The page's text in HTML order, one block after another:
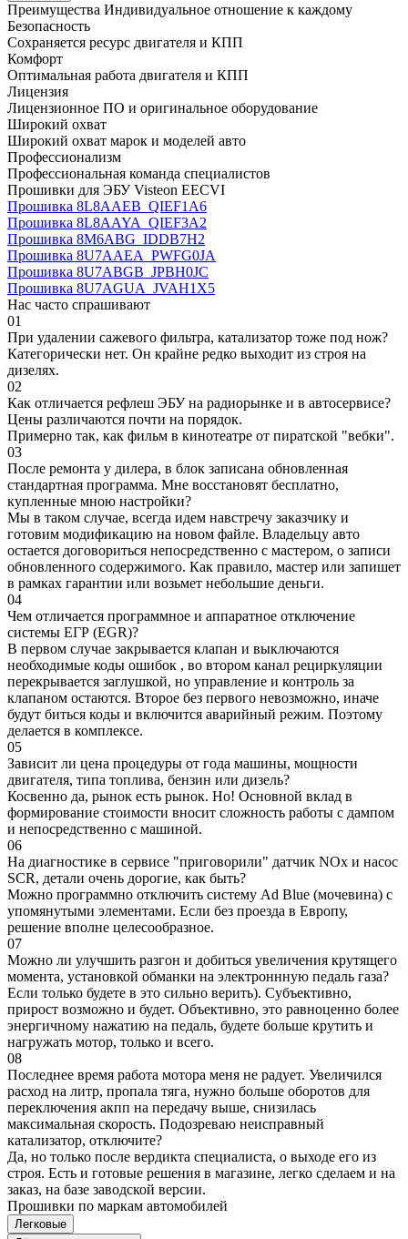
Преимущества Индивидуальное отношение к каждому
Безопасность
Сохраняется ресурс двигателя и КПП
Комфорт
Оптимальная работа двигателя и КПП
Лицензия
Лицензионное ПО и оригинальное оборудование
Широкий охват
Широкий охват марок и моделей авто
Профессионализм
Профессиональная команда специалистов
Прошивки для ЭБУ Visteon EECVI
Прошивка 8L8AAEB_QIEF1A6
Прошивка 8L8AAYA_QIEF3A2
Прошивка 8M6ABG_IDDB7H2
Прошивка 8U7AAEA_PWFG0JA
Прошивка 8U7ABGB_JPBH0JC
Прошивка 8U7AGUA_JVAH1X5
Нас часто спрашивают
01
При удалении сажевого фильтра, катализатор тоже под нож?
Категорически нет. Он крайне редко выходит из строя на
дизелях.
02
Как отличается рефлеш ЭБУ на радиорынке и в автосервисе?
Цены различаются почти на порядок.
Примерно так, как фильм в кинотеатре от пиратской "вебки".
03
После ремонта у дилера, в блок записана обновленная
стандартная программа. Мне восстановят бесплатно,
купленные мною настройки?
Мы в таком случае, всегда идем навстречу заказчику и
готовим модификацию на новом файле. Владельцу авто
остается договориться непосредственно с мастером, о записи
обновленного содержимого. Как правило, мастер или запишет
в рамках гарантии или возьмет небольшие деньги.
04
Чем отличается программное и аппаратное отключение
системы ЕГР (EGR)?
В первом случае закрывается клапан и выключаются
необходимые коды ошибок , во втором канал рециркуляции
перекрывается заглушкой, но управление и контроль за
клапаном остаются. Второе без первого невозможно, иначе
будут биться коды и включится аварийный режим. Поэтому
делается в комплексе.
05
Зависит ли цена процедуры от года машины, мощности
двигателя, типа топлива, бензин или дизель?
Косвенно да, рынок есть рынок. Но! Основной вклад в
формирование стоимости вносит сложность работы с дампом
и непосредственно с машиной.
06
На диагностике в сервисе "приговорили" датчик NOx и насос
SCR, детали очень дорогие, как быть?
Можно программно отключить систему Ad Blue (мочевина) с
упомянутыми элементами. Если без проезда в Европу,
решение вполне целесообразное.
07
Можно ли улучшить разгон и добиться увеличения крутящего
момента, установкой обманки на электроннную педаль газа?
Если только будете в это сильно верить). Субъективно,
прирост возможно и будет. Объективно, это равноценно более
энергичному нажатию на педаль, будете больше крутить и
нагружать мотор, только и всего.
08
Последнее время работа мотора меня не радует. Увеличился
расход на литр, пропала тяга, нужно больше оборотов для
переключения акпп на передачу выше, снизилась
максимальная скорость. Подозреваю неисправный
катализатор, отключите?
Да, но только после вердикта специалиста, о выходе его из
строя. Есть и готовые решения в магазине, легко сделаем и на
заказ, на базе заводской версии.
Прошивки по маркам автомобилей
Легковые